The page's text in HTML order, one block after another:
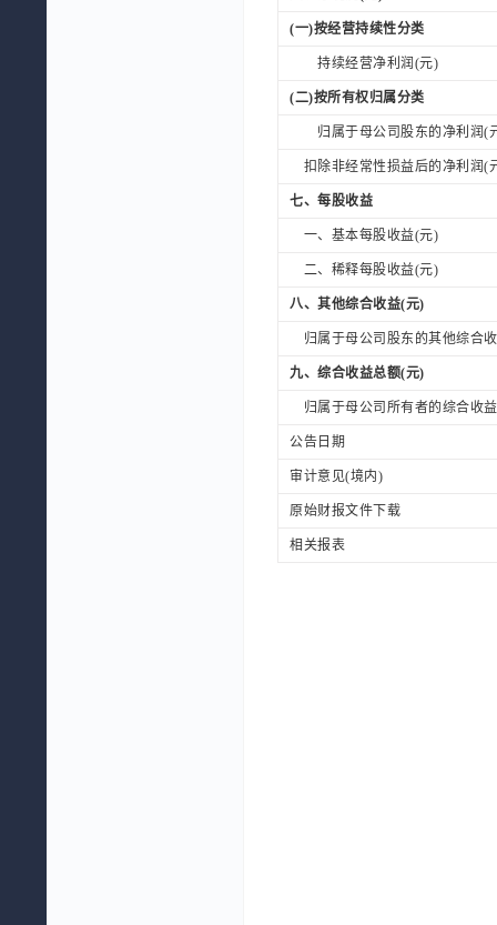
(一)按经营持续性分类
持续经营净利润(元)
(二)按所有权归属分类
归属于母公司股东的净利润(
扣除非经常性损益后的净利润(
七、每股收益
一、基本每股收益(元)
二、稀释每股收益(元)
八、其他综合收益(元)
归属于母公司股东的其他综合
九、综合收益总额(元)
归属于母公司所有者的综合收
公告日期
审计意见(境内)
原始财报文件下载
相关报表